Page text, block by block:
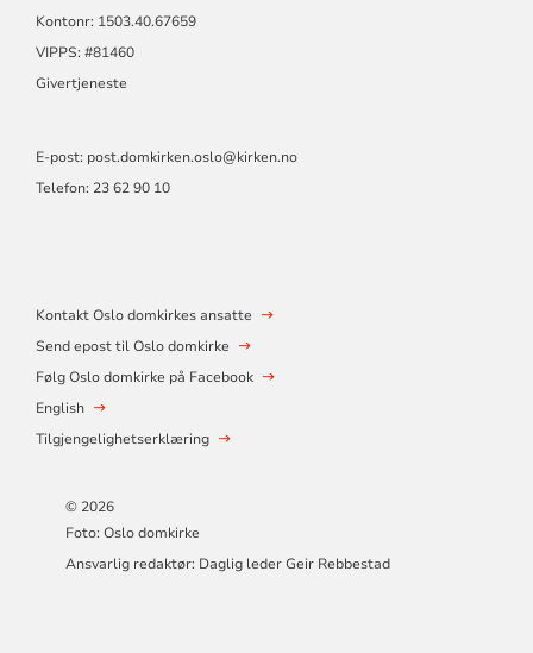
Kontonr: 1503.40.67659
VIPPS: #81460
Givertjeneste
E-post: post.domkirken.oslo@kirken.no
Telefon: 23 62 90 10
Kontakt Oslo domkirkes ansatte
Send epost til Oslo domkirke
Følg Oslo domkirke på Facebook
English
Tilgjengelighetserklæring
© 2026
Foto: Oslo domkirke
Ansvarlig redaktør: Daglig leder Geir Rebbestad